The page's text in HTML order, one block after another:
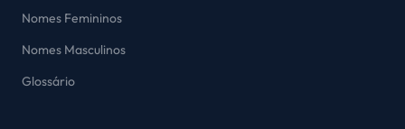
Nomes Femininos
Nomes Masculinos
Glossário